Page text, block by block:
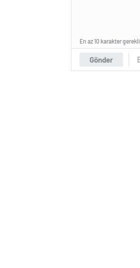
Gönder
En az 10 karakter gerekli